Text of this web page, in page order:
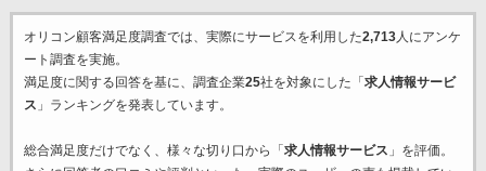
オリコン顧客満足度調査では、実際にサービスを利用した2,713人にアンケ
ート調査を実施。
満足度に関する回答を基に、調査企業25社を対象にした「 求人情報サービ
ス 」ランキングを発表しています。
総合満足度だけでなく、様々な切り口から「 求人情報サービス 」を評価。